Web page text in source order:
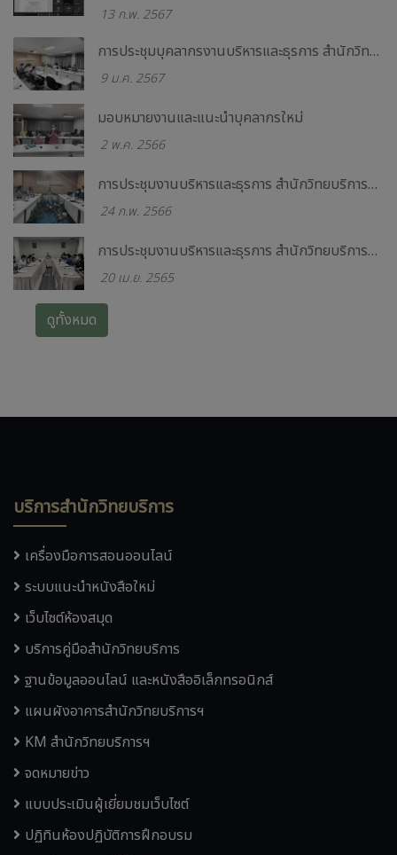
13 ก.พ. 2567
การประชุมบุคลากรงานบริหารและธุรการ สำนักวิทยบริการและเทคโนโลยีสารสนเทศ ครั้งที่ 1/2567
9 ม.ค. 2567
มอบหมายงานและแนะนำบุคลากรใหม่
2 พ.ค. 2566
การประชุมงานบริหารและธุรการ สำนักวิทยบริการและเทคโนโลยีสารสนเทศ ครั้งที่ 1/2566
24 ก.พ. 2566
การประชุมงานบริหารและธุรการ สำนักวิทยบริการและเทคโนโลยีสารสนเทศ ครั้งที่ 2/2565
20 เม.ย. 2565
ดูทั้งหมด
บริการสำนักวิทยบริการ
เครื่องมือการสอนออนไลน์
ระบบแนะนำหนังสือใหม่
เว็บไซต์ห้องสมุด
บริการคู่มือสำนักวิทยบริการ
ฐานข้อมูลออนไลน์ และหนังสืออิเล็กทรอนิกส์
แผนผังอาคารสำนักวิทยบริการฯ
KM สำนักวิทยบริการฯ
จดหมายข่าว
แบบประเมินผู้เยี่ยมชมเว็บไซต์
ปฏิทินห้องปฏิบัติการฝึกอบรม